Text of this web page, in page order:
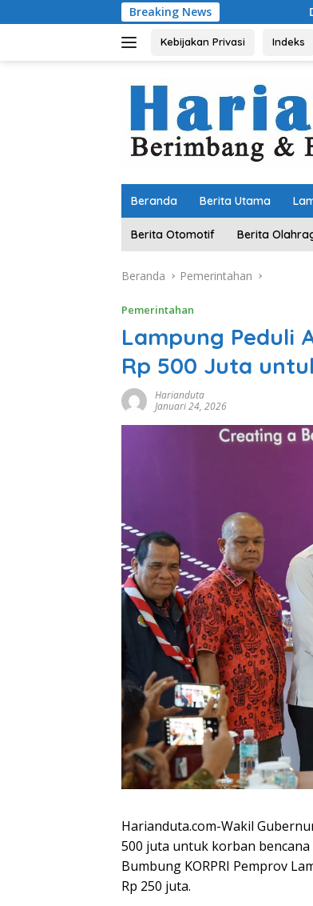
ke
Breaking News Dari Kampung
Kebijakan Privasi Indeks
Beranda Berita Utama
Berita Otomotif Berita
Beranda Pemerintahan
Pemerintahan
Lampung Peduli
Rp 500 Juta
Harianduta
Januari 24, 2026
Harianduta.com-Wakil
500 juta untuk korban
Bumbung KORPRI Pemprov
Rp 250 juta.